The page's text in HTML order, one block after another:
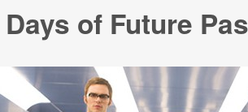
of Future